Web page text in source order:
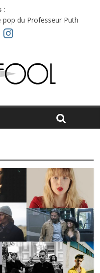
:
pop du Professeur Puth
de musique indépendant
et émotions en hausse
entre chaleur et bonne
: entre bière, métal et